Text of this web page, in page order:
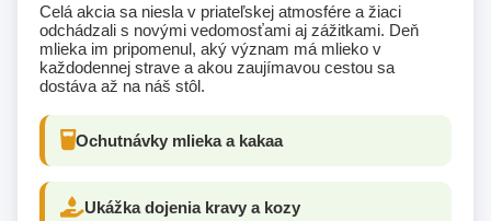
Celá akcia sa niesla v priateľskej atmosfére a žiaci
odchádzali s novými vedomosťami aj zážitkami. Deň
mlieka im pripomenul, aký význam má mlieko v
každodennej strave a akou zaujímavou cestou sa
dostáva až na náš stôl.
Ochutnávky mlieka a kakaa
Ukážka dojenia kravy a kozy